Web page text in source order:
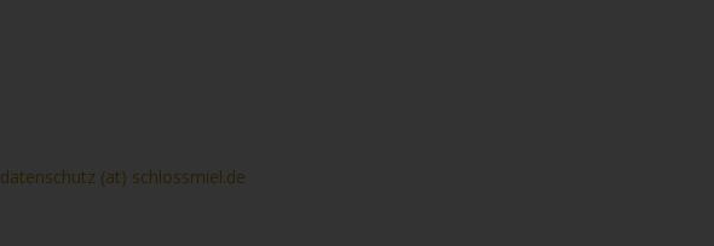
datenschutz (at) schlossmiel.de